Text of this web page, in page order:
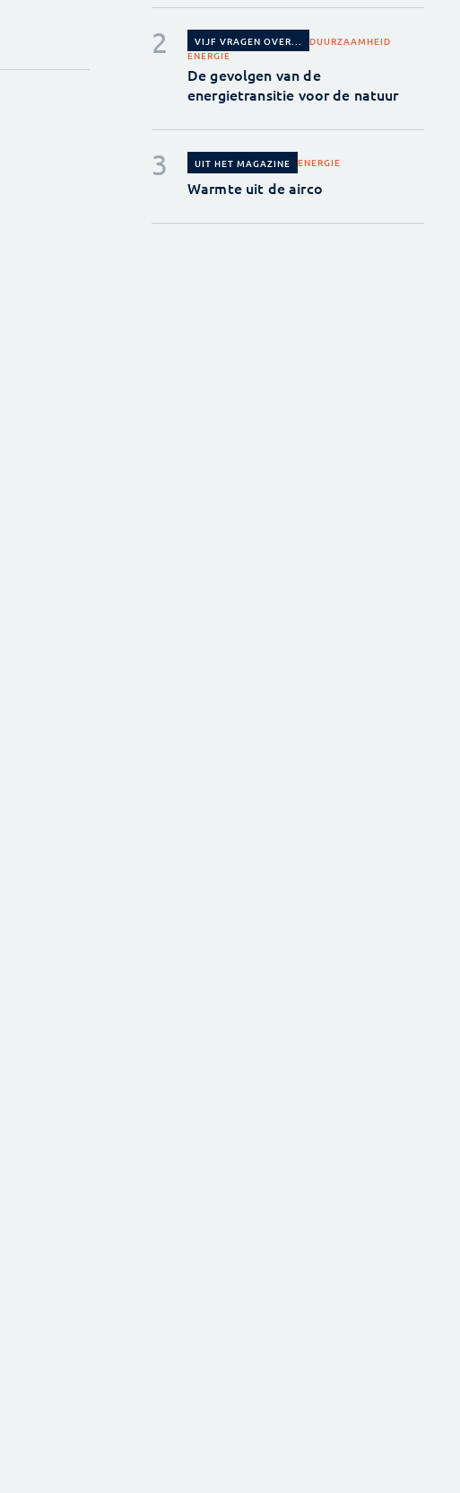
VIJF VRAGEN OVER...
DUURZAAMHEID
ENERGIE
De gevolgen van de
energietransitie voor de natuur
UIT HET MAGAZINE ENERGIE
Warmte uit de airco